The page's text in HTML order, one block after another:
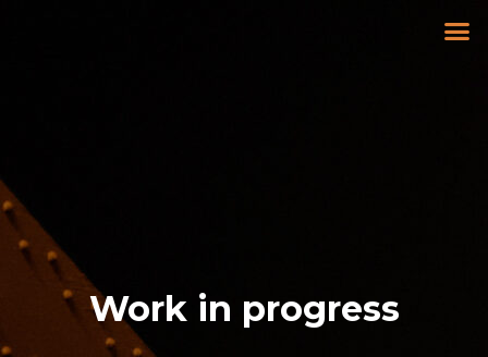
Work in progress